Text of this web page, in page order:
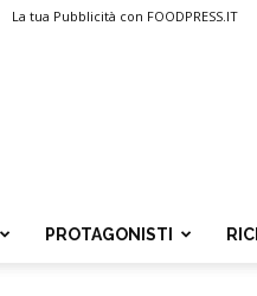
La tua Pubblicità con FOODPRESS.IT
PROTAGONISTI